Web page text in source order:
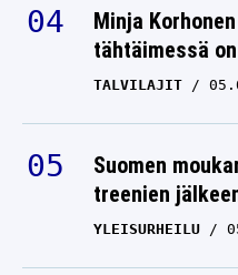
Minja
tähtäimessä
TALVILAJIT
Suomen
treenien
YLEISURHEILU